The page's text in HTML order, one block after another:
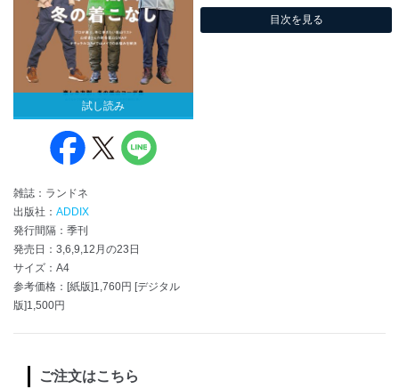
試し読み
雑誌：ランドネ
出版社： ADDIX
発行間隔：季刊
発売日：3,6,9,12月の23日
サイズ：A4
参考価格：[紙版]1,760円 [デジタル
版]1,500円
目次を見る
ご注文はこちら